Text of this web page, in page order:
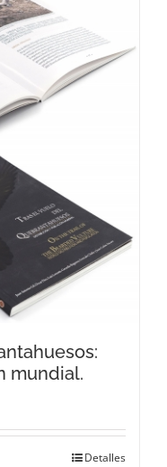
mundial.
Detalles